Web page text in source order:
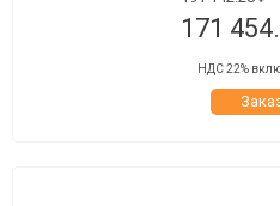
171
НДС 22%